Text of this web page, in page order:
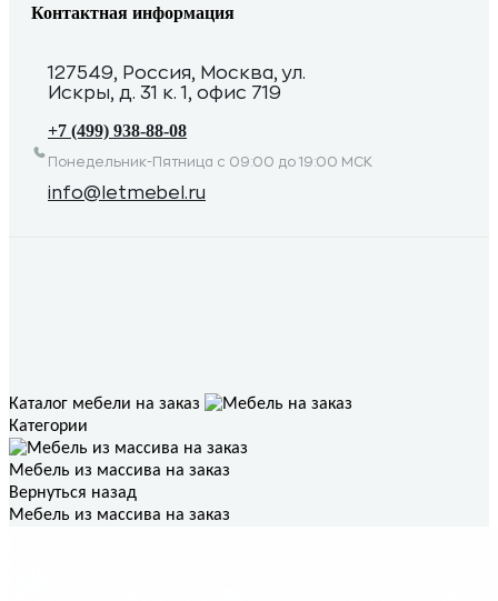
Контактная информация
127549, Россия, Москва, ул.
Искры, д. 31 к. 1, офис 719
+7 (499) 938-88-08
Понедельник-Пятница с 09:00 до 19:00 МСК
info@letmebel.ru
Каталог мебели на заказ
Категории
Мебель из массива на заказ
Вернуться назад
Мебель из массива на заказ